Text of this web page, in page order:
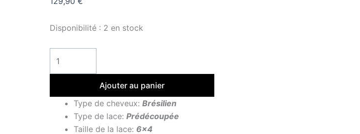
Disponibilité : 2 en stock
Ajouter au panier
Type de cheveux: Brésilien
Type de lace: Prédécoupée
Taille de la lace: 6×4